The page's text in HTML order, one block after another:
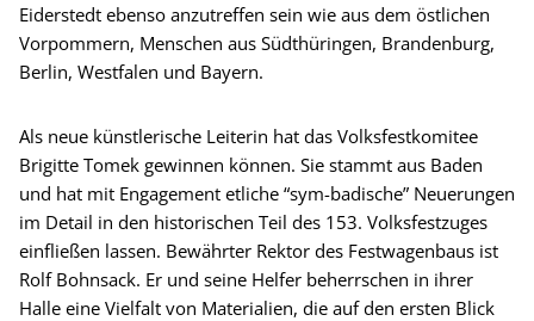
Eiderstedt ebenso anzutreffen sein wie aus dem östlichen
Vorpommern, Menschen aus Südthüringen, Brandenburg,
Berlin, Westfalen und Bayern.
Als neue künstlerische Leiterin hat das Volksfestkomitee
Brigitte Tomek gewinnen können. Sie stammt aus Baden
und hat mit Engagement etliche “sym-badische” Neuerungen
im Detail in den historischen Teil des 153. Volksfestzuges
einfließen lassen. Bewährter Rektor des Festwagenbaus ist
Rolf Bohnsack. Er und seine Helfer beherrschen in ihrer
Halle eine Vielfalt von Materialien, die auf den ersten Blick